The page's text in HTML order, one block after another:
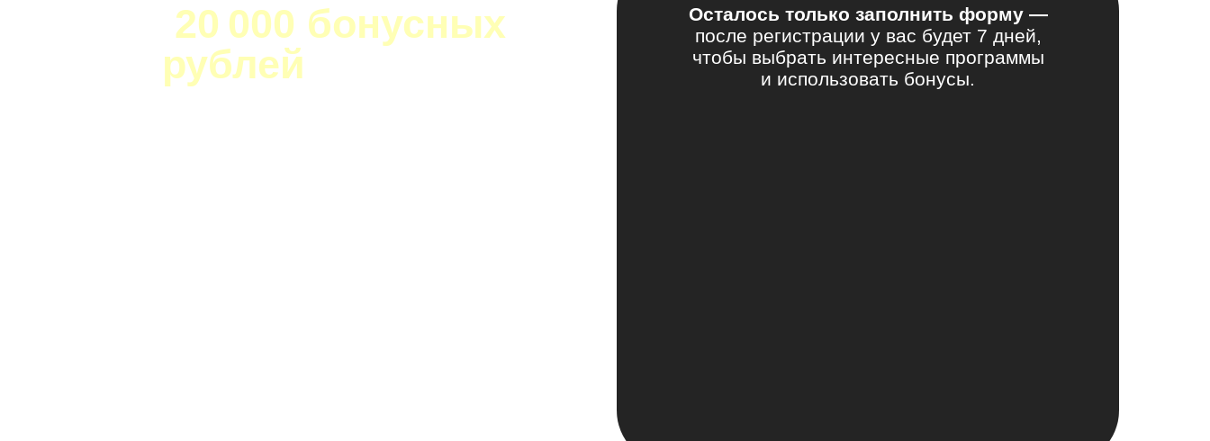
20 000 бонусных
рублей
Осталось только заполнить форму —
после регистрации у вас будет 7 дней,
чтобы выбрать интересные программы
и использовать бонусы.